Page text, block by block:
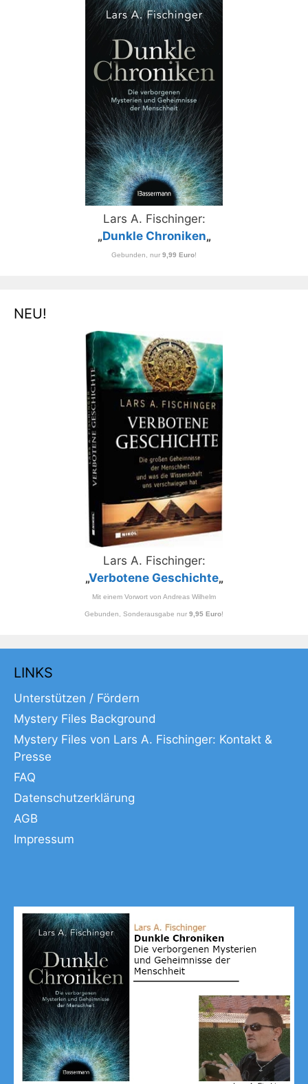
Lars A. Fischinger:
„Dunkle Chroniken„
Gebunden, nur 9,99 Euro!
NEU!
Lars A. Fischinger:
„Verbotene Geschichte„
Mit einem Vorwort von Andreas Wilhelm
Gebunden, Sonderausgabe nur 9,95 Euro!
LINKS
Unterstützen / Fördern
Mystery Files Background
Mystery Files von Lars A. Fischinger: Kontakt &
Presse
FAQ
Datenschutzerklärung
AGB
Impressum